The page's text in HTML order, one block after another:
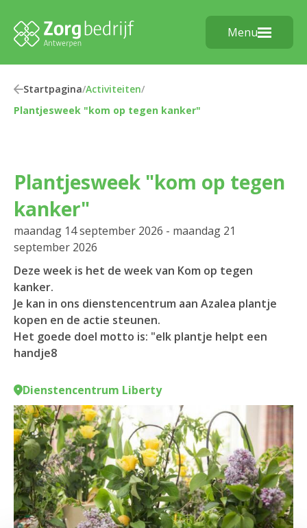
Menu
Startpagina/Activiteiten/
Plantjesweek "kom op tegen kanker"
Plantjesweek "kom op tegen
kanker"
maandag 14 september 2026 - maandag 21
september 2026
Deze week is het de week van Kom op tegen
kanker.
Je kan in ons dienstencentrum aan Azalea plantje
kopen en de actie steunen.
Het goede doel motto is: "elk plantje helpt een
handje8
Dienstencentrum Liberty